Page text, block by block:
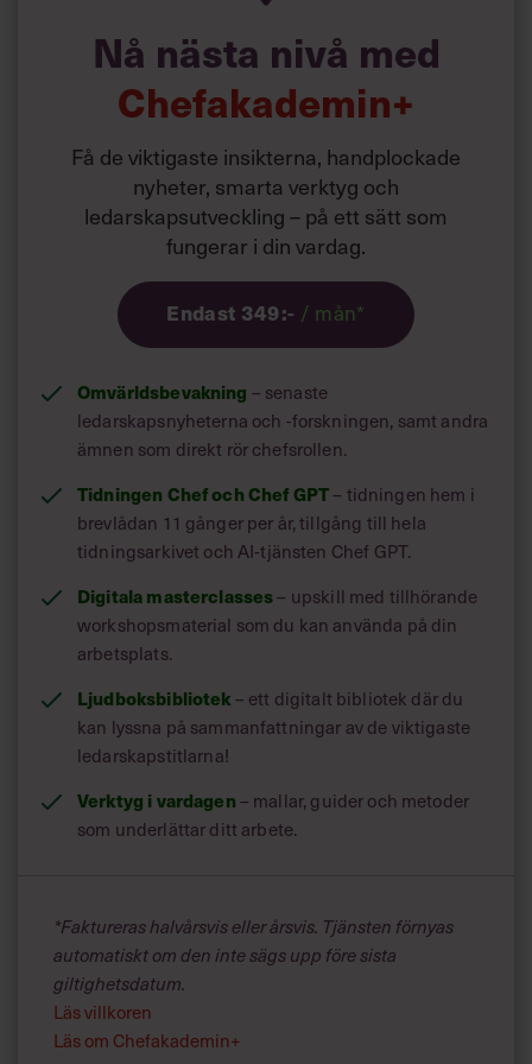
Logga in
Prenumerera
personuppgiftsbehandling
åtgärder du behöver vidta i samband med
uppsägning.
Verktyg i vardagen
Mall: Uppsägning på grund av arbetsbrist (för
arbetstagare som omfattas av omställningsavtal
Svenskt Näringsliv-LO)
samarbete med vår juridiska expert.
Mall: Uppsägning på grund av arbetsbrist (för
alla övriga arbetstagare)
Fyll i direkt på skärmen. Mallen är utformad i
Nå nästa nivå med
Chefakademin+
Få de viktigaste insikterna, handplockade
nyheter, smarta verktyg och
ledarskapsutveckling – på ett sätt som
fungerar i din vardag.
Endast 349:- / mån*
Omvärldsbevakning – senaste
ledarskapsnyheterna och -forskningen, samt andra
ämnen som direkt rör chefsrollen.
Tidningen Chef och Chef GPT– tidningen hem i
brevlådan 11 gånger per år, tillgång till hela
tidningsarkivet och AI-tjänsten Chef GPT.
Digitala masterclasses– upskill med tillhörande
workshopsmaterial som du kan använda på din
arbetsplats.
Ljudboksbibliotek– ett digitalt bibliotek där du
kan lyssna på sammanfattningar av de viktigaste
ledarskapstitlarna!
Verktyg i vardagen– mallar, guider och metoder
som underlättar ditt arbete.
*Faktureras halvårsvis eller årsvis. Tjänsten förnyas
automatiskt om den inte sägs upp före sista
giltighetsdatum.
Läs villkoren
Läs om Chefakademin+